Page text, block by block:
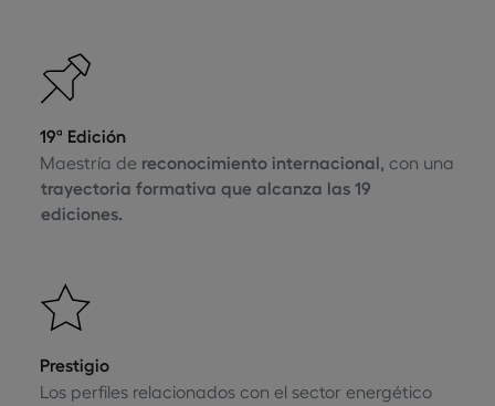
19ª Edición
Maestría de reconocimiento internacional, con una
trayectoria formativa que alcanza las 19
ediciones.
Prestigio
Los perfiles relacionados con el sector energético